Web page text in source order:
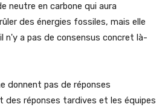
neutre en carbone qui aura
des énergies fossiles, mais elle
n'y a pas de consensus concret là-
donnent pas de réponses
des réponses tardives et les équipes